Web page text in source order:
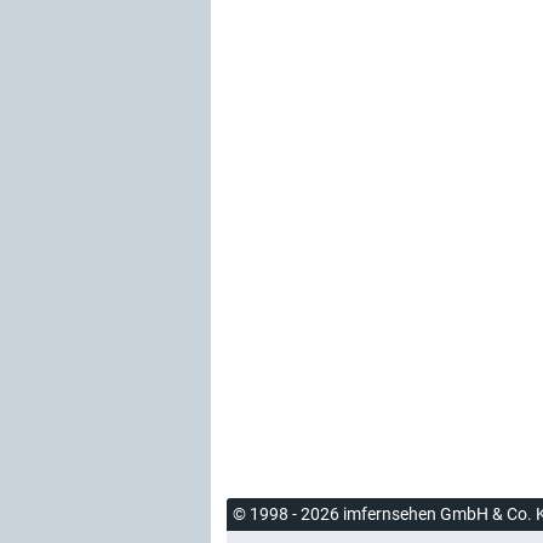
© 1998 - 2026 imfernsehen GmbH & Co.